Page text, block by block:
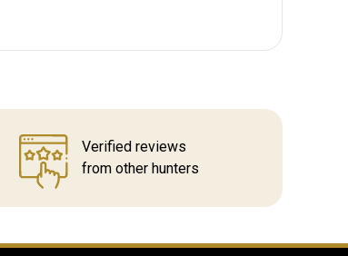
Verified reviews
from other hunters